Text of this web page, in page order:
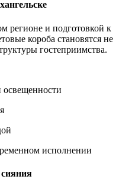
регионе и подготовкой к
короба становятся не
гостеприимства.
освещенности
исполнении